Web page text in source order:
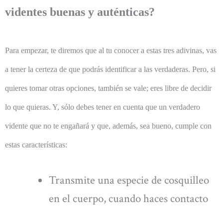
videntes buenas y auténticas?
Para empezar, te diremos que al tu conocer a estas tres adivinas, vas
a tener la certeza de que podrás identificar a las verdaderas. Pero, si
quieres tomar otras opciones, también se vale; eres libre de decidir
lo que quieras. Y, sólo debes tener en cuenta que un verdadero
vidente que no te engañará y que, además, sea bueno, cumple con
estas características:
Transmite una especie de cosquilleo
en el cuerpo, cuando haces contacto